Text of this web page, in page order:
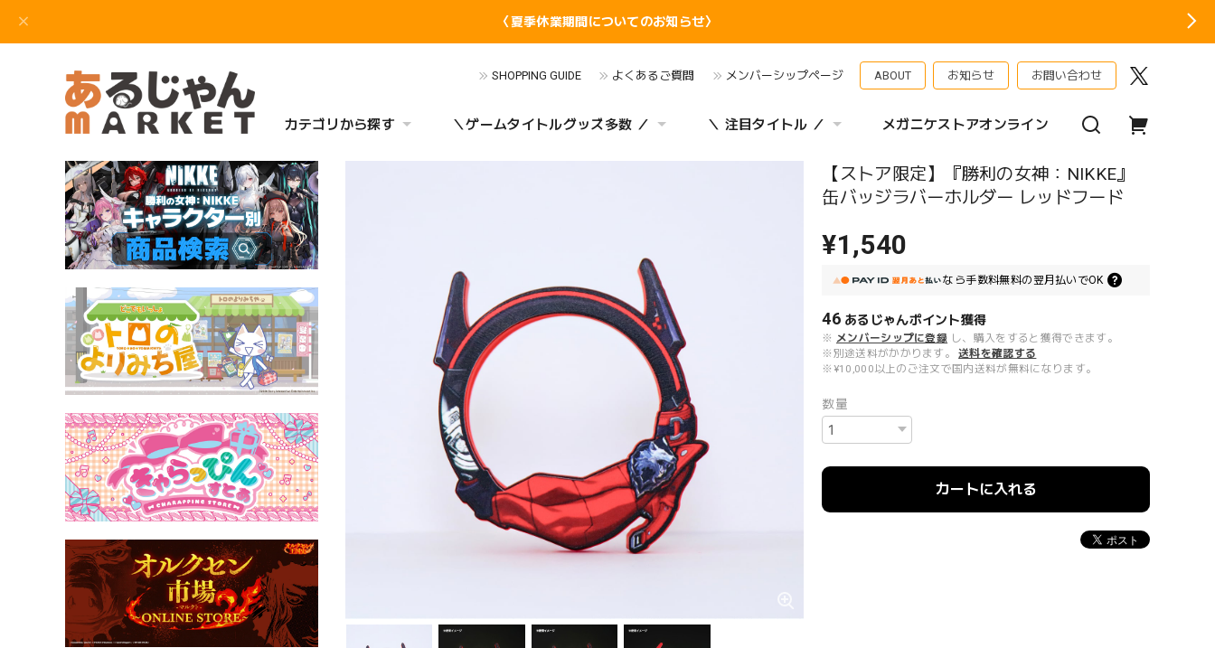
〈夏季休業期間についてのお知らせ〉
SHOPPING GUIDE よくあるご質問 メンバーシップページ ABOUT お知らせ お問い合わせ
カテゴリから探す ＼ゲームタイトルグッズ多数 ／ ＼ 注目タイトル ／ メガニケストアオンライン
【ストア限定】『勝利の女神：NIKKE』
缶バッジラバーホルダー レッドフード
¥1,540
なら手数料無料の 翌月払いでOK
46 あるじゃんポイント獲得
※ メンバーシップに登録 し、購入をすると獲得できます。
※別途送料がかかります。
送料を確認する
※¥10,000以上のご注文で国内送料が無料になります。
数量
カートに入れる